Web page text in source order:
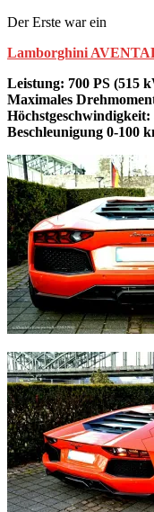
Der Erste war ein
Lamborghini
Leistung: 700 PS (515
Maximales
Höchstgeschwindigkeit:
Beschleunigung 0-100